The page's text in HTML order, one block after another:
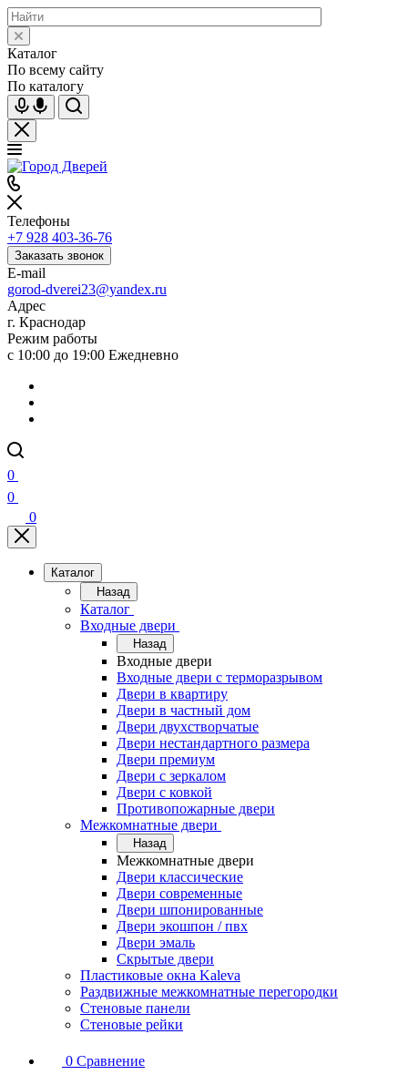
Каталог
По всему сайту
По каталогу
Телефоны
+7 928 403-36-76
Заказать звонок
E-mail
gorod-dverei23@yandex.ru
Адрес
г. Краснодар
Режим работы
с 10:00 до 19:00 Ежедневно
0
0
0
Каталог
Назад
Каталог
Входные двери
Назад
Входные двери
Входные двери с терморазрывом
Двери в квартиру
Двери в частный дом
Двери двухстворчатые
Двери нестандартного размера
Двери премиум
Двери с зеркалом
Двери с ковкой
Противопожарные двери
Межкомнатные двери
Назад
Межкомнатные двери
Двери классические
Двери современные
Двери шпонированные
Двери экошпон / пвх
Двери эмаль
Скрытые двери
Пластиковые окна Kaleva
Раздвижные межкомнатные перегородки
Стеновые панели
Стеновые рейки
0 Сравнение